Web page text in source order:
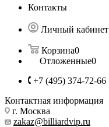
Контакты
Личный кабинет
Корзина0
Отложенные0
+7 (495) 374-72-66
Контактная информация
г. Москва
zakaz@billiardvip.ru